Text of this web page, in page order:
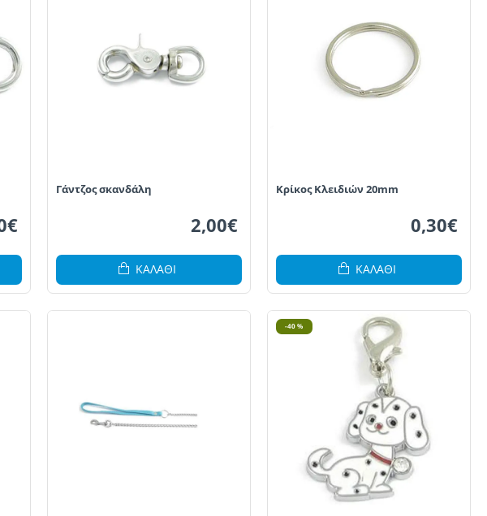
Γάντζος σκανδάλη
2,00€
ΚΑΛΆΘΙ
Κρίκος Κλειδιών 20mm
0,30€
ΚΑΛΆΘΙ
-40 %